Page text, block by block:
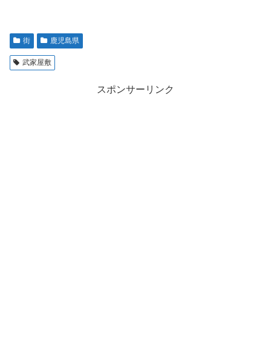
街 鹿児島県
武家屋敷
スポンサーリンク